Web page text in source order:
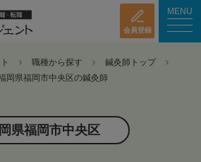
会員登録
MENU
職種から探す
鍼灸師トップ
岡県福岡市中央区の鍼灸師
県福岡市中央区